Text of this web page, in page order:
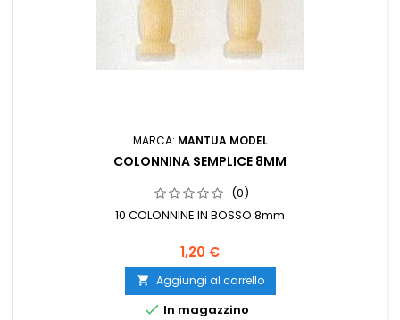
MARCA: MANTUA MODEL
COLONNINA SEMPLICE 8MM
(0)
10 COLONNINE IN BOSSO 8mm
1,20 €
 Aggiungi al carrello
 In magazzino